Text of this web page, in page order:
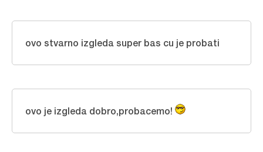
ovo stvarno izgleda super bas cu je probati
ovo je izgleda dobro,probacemo!